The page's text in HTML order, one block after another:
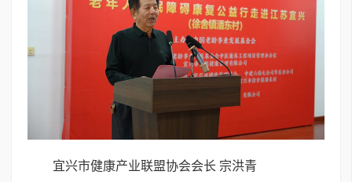
宜兴市健康产业联盟协会会长 宗洪青